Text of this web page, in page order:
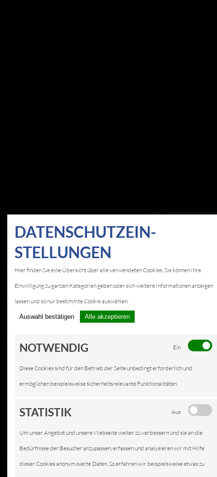
DATEN­SCHUTZ­EIN­
STELLUNGEN
Hier finden Sie eine Übersicht über alle verwendeten Cookies. Sie können Ihre
Einwilligung zu ganzen Kategorien geben oder sich weitere Informationen anzeigen
lassen und so nur bestimmte Cookie auswählen.
Auswahl bestätigen Alle akzeptieren
NOTWENDIG Ein
Diese Cookies sind für den Betrieb der Seite unbedingt erforderlich und
ermöglichen beispielsweise sicherheitsrelevante Funktionalitäten.
STATISTIK Aus
Um unser Angebot und unsere Webseite weiter zu verbessern und sie an die
Bedürfnisse der Besucher anzupassen, erfassen und analysieren wir mit Hilfe
dieser Cookies anonymisierte Daten. So erfahren wir beispielsweise etwas zu